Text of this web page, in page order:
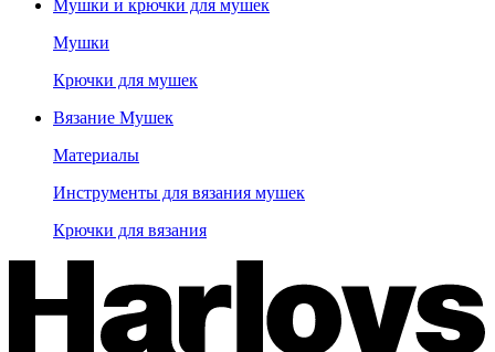
Мушки и крючки для мушек
Мушки
Крючки для мушек
Вязание Мушек
Материалы
Инструменты для вязания мушек
Крючки для вязания